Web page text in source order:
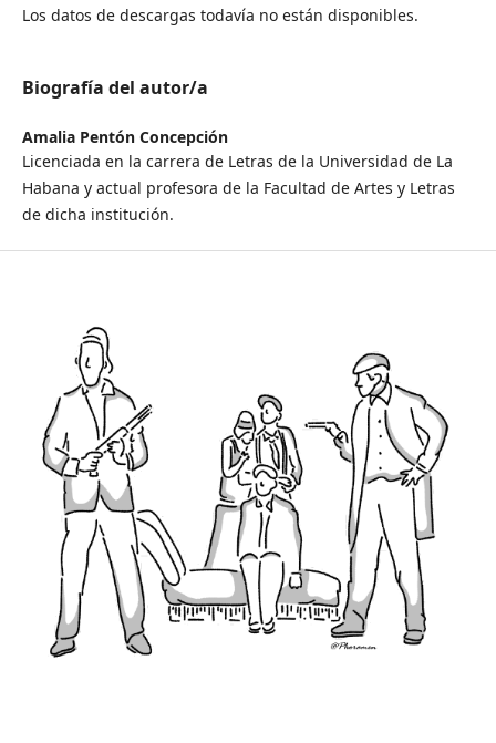
Los datos de descargas todavía no están disponibles.
Biografía del autor/a
Amalia Pentón Concepción
Licenciada en la carrera de Letras de la Universidad de La
Habana y actual profesora de la Facultad de Artes y Letras
de dicha institución.